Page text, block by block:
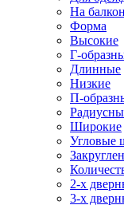
На балкон
Форма
Высокие
Г-
Длинные
Низкие
П-
Широкие
Угловые
2-х
3-х